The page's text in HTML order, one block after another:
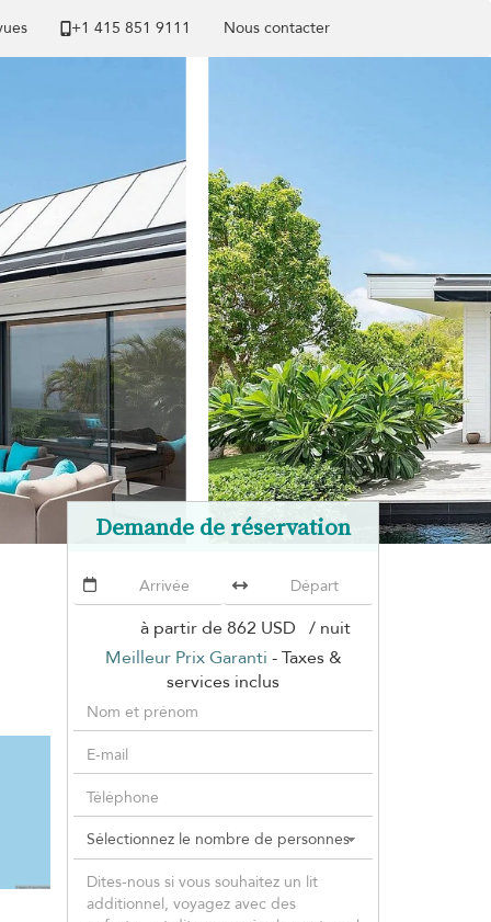
+1 ​415 851 9111 Nous contacter
Demande de réservation
à partir de862 USD / nuit
Meilleur Prix Garanti - Taxes &
services inclus